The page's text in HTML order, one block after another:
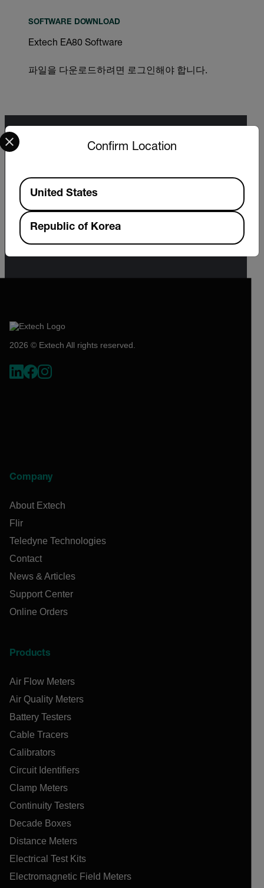
SOFTWARE DOWNLOAD
Extech EA80 Software
파일을 다운로드하려면 로그인해야 합니다.
Export Restrictions
to products that may be subject to the
International Traffic in Arms Regulations (ITAR)
Administration Regulations (EAR) (15 C.F.R.
Sections 730-774) depending upon
2026 © Extech All rights reserved.
Company
About Extech
Flir
Teledyne Technologies
Contact
News & Articles
Support Center
Online Orders
Products
Air Flow Meters
Air Quality Meters
Battery Testers
Cable Tracers
Calibrators
Circuit Identifiers
Clamp Meters
Continuity Testers
Decade Boxes
Distance Meters
Electrical Test Kits
Electromagnetic Field Meters
Confirm Location
Select your preferred country and language from the
Available Locations
United States
Republic of Korea